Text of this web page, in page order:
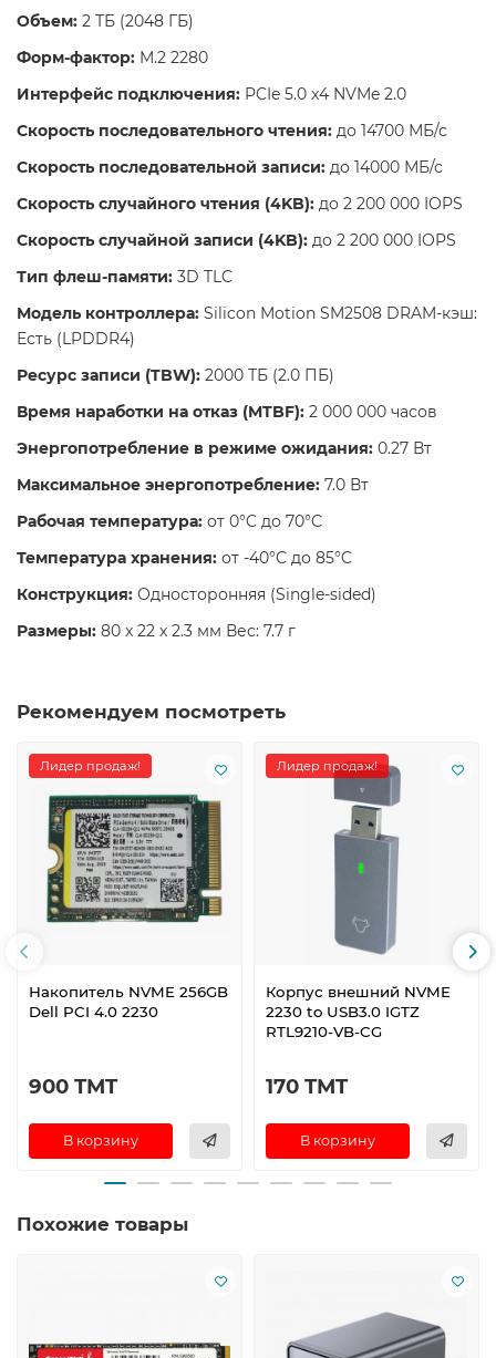
Объем: 2 ТБ (2048 ГБ)
Форм-фактор: M.2 2280
Интерфейс подключения: PCIe 5.0 x4 NVMe 2.0
Скорость последовательного чтения: до 14700 МБ/с
Скорость последовательной записи: до 14000 МБ/с
Скорость случайного чтения (4KB): до 2 200 000 IOPS
Скорость случайной записи (4KB): до 2 200 000 IOPS
Тип флеш-памяти: 3D TLC
Модель контроллера: Silicon Motion SM2508 DRAM-кэш:
Есть (LPDDR4)
Ресурс записи (TBW): 2000 ТБ (2.0 ПБ)
Время наработки на отказ (MTBF): 2 000 000 часов
Энергопотребление в режиме ожидания: 0.27 Вт
Максимальное энергопотребление: 7.0 Вт
Рабочая температура: от 0°C до 70°C
Температура хранения: от -40°C до 85°C
Конструкция: Односторонняя (Single-sided)
Размеры: 80 x 22 x 2.3 мм Вес: 7.7 г
Рекомендуем посмотреть
Лидер продаж!
Накопитель NVME 256GB
Dell PCI 4.0 2230
900 TMT
В корзину
Лидер продаж!
Корпус внешний NVME
2230 to USB3.0 IGTZ
RTL9210-VB-CG
170 TMT
В корзину
Похожие товары